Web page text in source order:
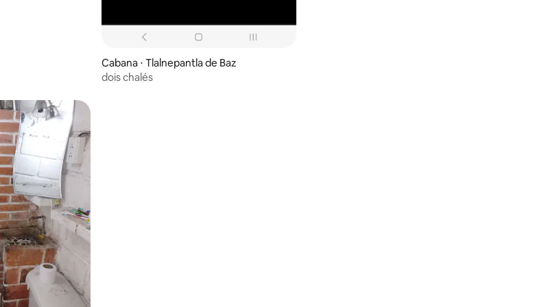
Cabana ⋅ Tlalnepantla de Baz
dois chalés